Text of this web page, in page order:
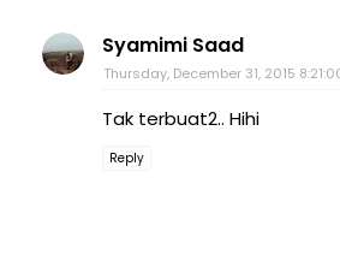
Syamimi Saad
Thursday, December 31, 2015
Tak terbuat2.. Hihi
Reply